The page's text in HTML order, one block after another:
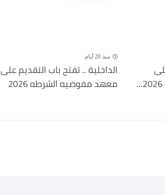
منذ 20 أيام
الداخلية .. تفتح باب التقديم على
معهد مفوضيه الشرطه 2026